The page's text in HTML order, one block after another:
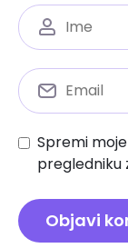
Spremi
pregledniku